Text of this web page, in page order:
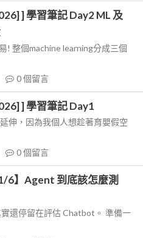
] 學習筆記 Day2 ML 及
! 整個machine learning分成三個
0個留言
] 學習筆記 Day1
伸，因為我個人想趁著育嬰假空
0個留言
6】Agent 到底該怎麼測
還停留在評估 Chatbot。 準備一